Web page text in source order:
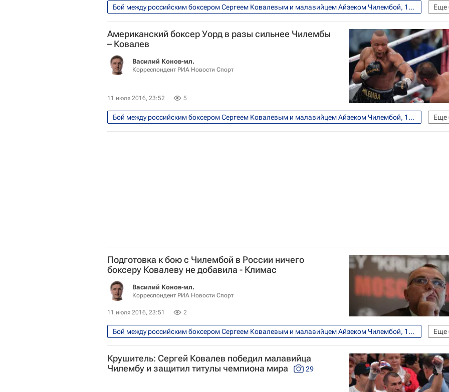
Еще
Бой между российским боксером Сергеем Ковалевым и малавийцем Айзеком Чилембой, 11 июля, Екатеринбург
Единоборства
Спорт WBO WBA IBF Сергей Ковалев
Американский боксер Уорд в разы сильнее Чилембы
– Ковалев
Василий Конов-мл.
Корреспондент РИА Новости Спорт
11 июля 2016, 23:52 5
Еще
Бой между российским боксером Сергеем Ковалевым и малавийцем Айзеком Чилембой, 11 июля, Екатеринбург
Единоборства
Спорт WBO WBA IBF Сергей Ковалев
Подготовка к бою с Чилембой в России ничего
боксеру Ковалеву не добавила - Климас
Василий Конов-мл.
Корреспондент РИА Новости Спорт
11 июля 2016, 23:51 2
Еще
Бой между российским боксером Сергеем Ковалевым и малавийцем Айзеком Чилембой, 11 июля, Екатеринбург
Единоборства
Спорт WBO WBA IBF Сергей Ковалев
Крушитель: Сергей Ковалев победил малавийца
Чилембу и защитил титулы чемпиона мира
29